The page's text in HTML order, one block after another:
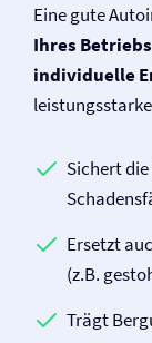
Eine gute
Ihres Betriebs
individuelle
Sichert
Ersetzt
(z.B.
Trägt